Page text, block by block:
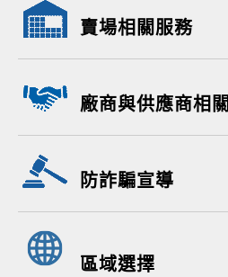
賣場相關服務
廠商與供應商相關
防詐騙宣導
區域選擇